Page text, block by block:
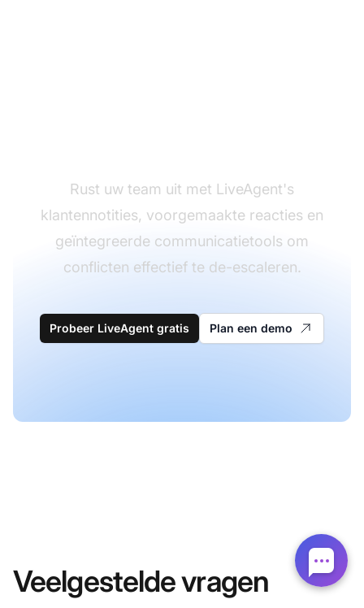
Rust uw team uit met LiveAgent's
klantennotities, voorgemaakte reacties en
geïntegreerde communicatietools om
conflicten effectief te de-escaleren.
Probeer LiveAgent gratis Plan een demo
Veelgestelde vragen